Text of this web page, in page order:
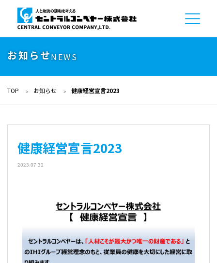
お知らせNEWS
TOP お知らせ 健康経営宣言2023
健康経営宣言2023
2023.07.31